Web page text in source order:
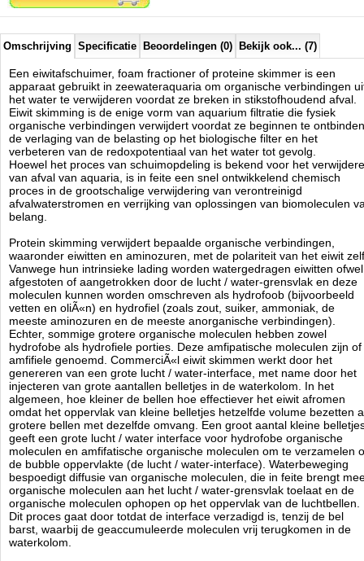
Dit proces gaat door totdat de interface verzadigd is, tenzij de bel
waterkolom.
Al het schuim dat boven in de eiwitafschuimer waterkolom is
opgevangen begint eruit te lopen en maakt dat het schuim de
organische moleculen wegdragen naar de skimmate opvangbeker of
een afzonderlijk skimmate ophaler.
Organische moleculen, en alle anorganische moleculen die kunnen
zijn gebonden aan de organische moleculen, zullen worden afgevoerd
uit het watersysteem.
Naast de eiwitten verwijderd door afromen, zijn er een aantal andere
organische en anorganische moleculen die typisch worden verwijderd.
Deze omvatten een verscheidenheid aan vetten, vetzuren,
koolhydraten, metalen zoals koper en sporenelementen zoals jodium.
Deeltjes en ander afval wordt ook verwijderd, samen met fytoplankton
en bacteriÃÂ«n. Deze verwijdering is zeer gewenst door de aquariaan
en wordt vaak versterkt door de plaatsing van de skimmer voor andere
vormen van filtratie, zodat de belasting van het filtersysteem als
geheel verminderd.
Eiwit skimmers worden gebruikt om algen en fytoplankton te behouden
voor het kweken of voor de commerciÃÂ«le verkoop als levende
culturen.
Kwaliteiten van de Royal Exclusive Bubble King Series:
Doorsnede varieert van 200 tot 650 mm.
Alle pijpen zijn van GS plexiglas, met een wanddikte van 4 tot
6mm.
Inlaad spruitstuk met conische toelopende gaten voor extra
turbulentie in de reactorpijp.
De schuimbeker kan eenvoudig met de hand los gedraaid
worden, en door de ingelegde 2.5mm siliconen ring dicht hij
gemakkelijk af, zonder dat er aan de buitenzijde zoutkristallen
ontstaan.
De schuimbeker heeft maar 20 mm nodig om hem te kunnen
verwijderen.
Door de uitgangpijp iets te verdraaien kan het waterniveau in de
schuimer zeer precies afgesteld worden.
De schuimers worden geleverd met omgebouwde Red-Dragon
Omschrijving Specificatie Beoordelingen (0) Bekijk ook... (7)
Een eiwitafschuimer, foam fractioner of proteine skimmer is een
apparaat gebruikt in zeewateraquaria om organische verbindingen
het water te verwijderen voordat ze breken in stikstofhoudend afval.
Eiwit skimming is de enige vorm van aquarium filtratie die fysiek
organische verbindingen verwijdert voordat ze beginnen te
de verlaging van de belasting op het biologische filter en het
verbeteren van de redoxpotentiaal van het water tot gevolg.
Hoewel het proces van schuimopdeling is bekend voor het
van afval van aquaria, is in feite een snel ontwikkelend chemisch
proces in de grootschalige verwijdering van verontreinigd
afvalwaterstromen en verrijking van oplossingen van biomoleculen
belang.
Protein skimming verwijdert bepaalde organische verbindingen,
waaronder eiwitten en aminozuren, met de polariteit van het eiwit
Vanwege hun intrinsieke lading worden watergedragen eiwitten ofwel
afgestoten of aangetrokken door de lucht / water-grensvlak en deze
moleculen kunnen worden omschreven als hydrofoob (bijvoorbeeld
vetten en oliÃ«n) en hydrofiel (zoals zout, suiker, ammoniak, de
meeste aminozuren en de meeste anorganische verbindingen).
Echter, sommige grotere organische moleculen hebben zowel
hydrofobe als hydrofiele porties. Deze amfipatische moleculen zijn of
amfifiele genoemd. CommerciÃ«l eiwit skimmen werkt door het
genereren van een grote lucht / water-interface, met name door het
injecteren van grote aantallen belletjes in de waterkolom. In het
algemeen, hoe kleiner de bellen hoe effectiever het eiwit afromen
omdat het oppervlak van kleine belletjes hetzelfde volume bezetten
grotere bellen met dezelfde omvang. Een groot aantal kleine
geeft een grote lucht / water interface voor hydrofobe organische
moleculen en amfifatische organische moleculen om te verzamelen
de bubble oppervlakte (de lucht / water-interface). Waterbeweging
bespoedigt diffusie van organische moleculen, die in feite brengt
organische moleculen aan het lucht / water-grensvlak toelaat en de
organische moleculen ophopen op het oppervlak van de luchtbellen.
Dit proces gaat door totdat de interface verzadigd is, tenzij de bel
barst, waarbij de geaccumuleerde moleculen vrij terugkomen in de
waterkolom.